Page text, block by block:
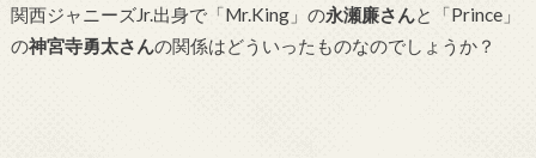
関西ジャニーズJr.出身で「Mr.King」の永瀬廉さんと「Prince」
の神宮寺勇太さんの関係はどういったものなのでしょうか？